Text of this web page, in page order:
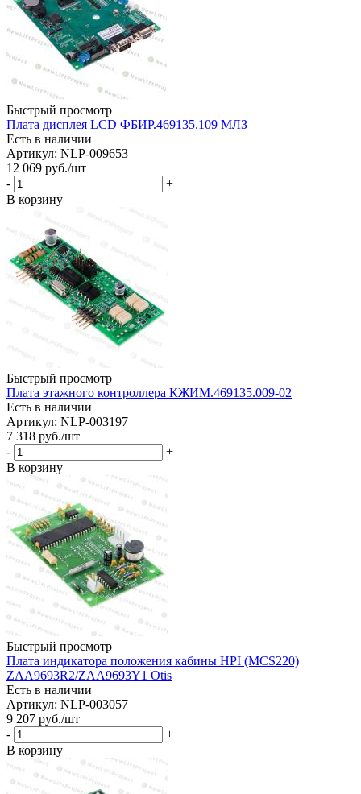
Быстрый просмотр
Плата дисплея LCD ФБИР.469135.109 МЛЗ
Есть в наличии
Артикул: NLP-009653
12 069 руб./шт
-
+
В корзину
Быстрый просмотр
Плата этажного контроллера КЖИМ.469135.009-02
Есть в наличии
Артикул: NLP-003197
7 318 руб./шт
-
+
В корзину
Быстрый просмотр
Плата индикатора положения кабины HPI (MCS220)
ZAA9693R2/ZAA9693Y1 Otis
Есть в наличии
Артикул: NLP-003057
9 207 руб./шт
-
+
В корзину